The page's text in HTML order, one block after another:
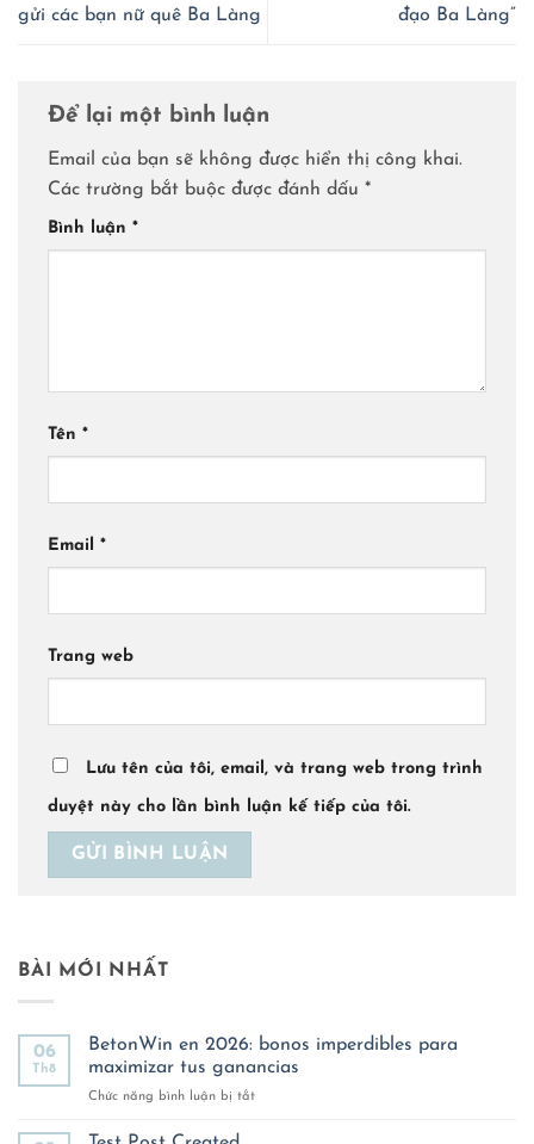
gửi các bạn nữ quê Ba Làng
đạo Ba Làng”
Để lại một bình luận
Email của bạn sẽ không được hiển thị công khai.
Các trường bắt buộc được đánh dấu *
Bình luận *
Tên *
Email *
Trang web
Lưu tên của tôi, email, và trang web trong trình
duyệt này cho lần bình luận kế tiếp của tôi.
BÀI MỚI NHẤT
06
Th8
BetonWin en 2026: bonos imperdibles para
maximizar tus ganancias
Chức năng bình luận bị tắtở